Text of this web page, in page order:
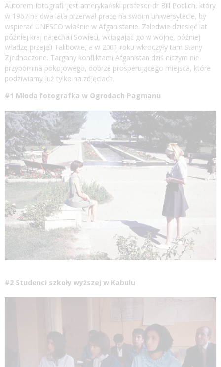
Autorem fotografii jest amerykański profesor dr Bill Podlich, który
w 1967 na dwa lata przerwał pracę na swoim uniwersytecie, by
wspierać UNESCO właśnie w Afganistanie. Zaledwie dziesięć lat
później kraj najechali Sowieci, wciągając go w wojnę, później
władzę przejęli Talibowie, a w 2001 roku wkroczyły tam Stany
Zjednoczone. Targany konfliktami Afganistan dziś niczym nie
przypomina pokojowego, dobrze prosperującego miejsca, które
podziwiamy już tylko na zdjęciach.
#1 Młoda fotografka w Ogrodach Pagmanu
#2 Studenci szkoły wyższej w Kabulu